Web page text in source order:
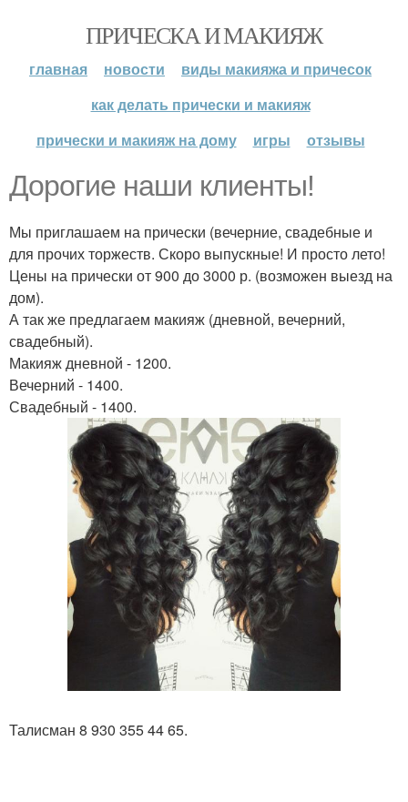
ПРИЧЕСКА И МАКИЯЖ
главная новости
виды макияжа и причесок
как делать прически и макияж
прически и макияж на дому
игры отзывы
Дорогие наши клиенты!
Мы приглашаем на прически (вечерние, свадебные и
для прочих торжеств. Скоро выпускные! И просто лето!
Цены на прически от 900 до 3000 р. (возможен выезд на
дом).
А так же предлагаем макияж (дневной, вечерний,
свадебный).
Макияж дневной - 1200.
Вечерний - 1400.
Свадебный - 1400.
Талисман 8 930 355 44 65.